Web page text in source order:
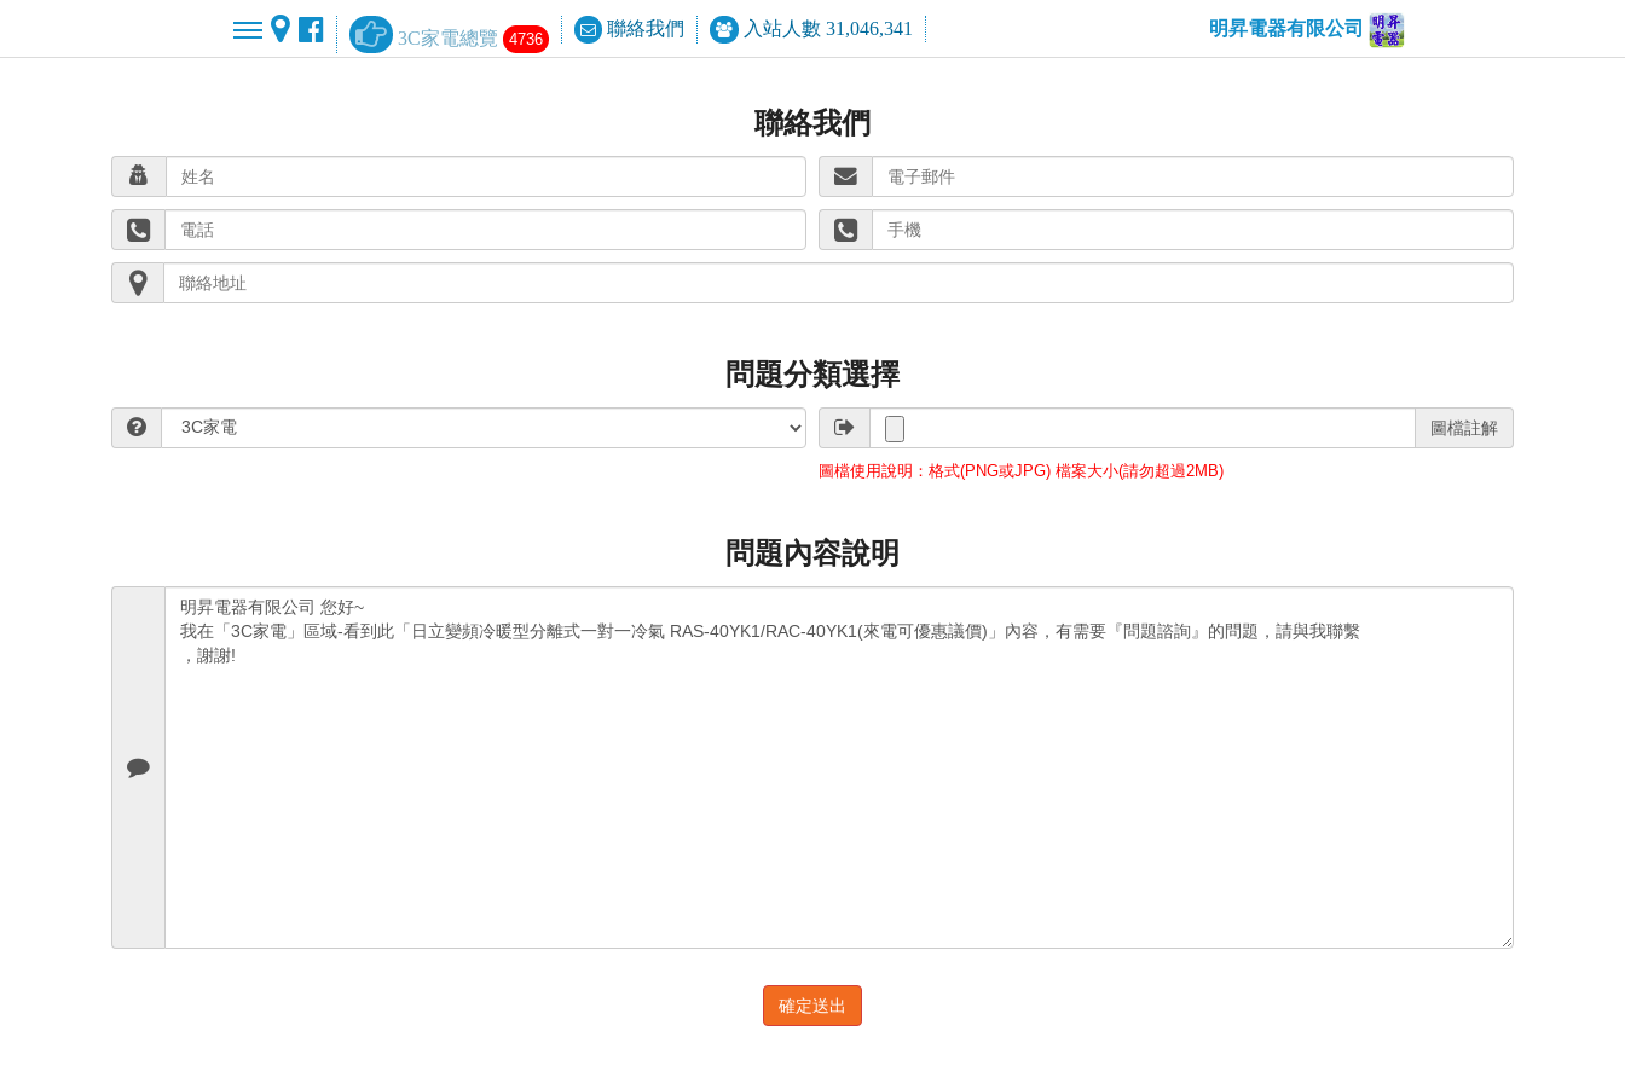
聯絡我們
問題分類選擇
圖檔註解
圖檔使用說明：格式(PNG或JPG) 檔案大小(請勿超過2MB)
問題內容說明
確定送出
明昇電器有限公司
3C家電總覽 4736
聯絡我們 入站人數 31,046,341